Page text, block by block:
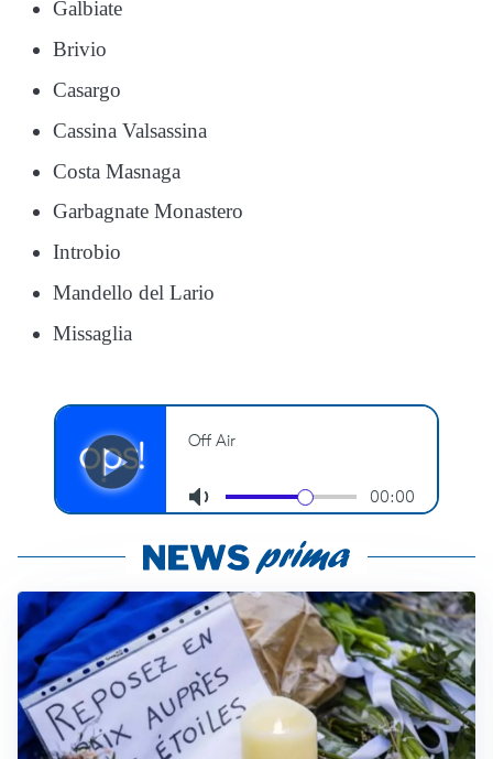
Galbiate
Brivio
Casargo
Cassina Valsassina
Costa Masnaga
Garbagnate Monastero
Introbio
Mandello del Lario
Missaglia